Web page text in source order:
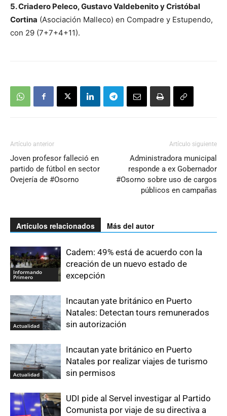
5. Criadero Peleco, Gustavo Valdebenito y Cristóbal
Cortina (Asociación Malleco) en Compadre y Estupendo,
con 29 (7+7+4+11).
Artículo anterior
Joven profesor falleció en
partido de fútbol en sector
Ovejería de #Osorno
Artículo siguiente
Administradora municipal
responde a ex Gobernador
#Osorno sobre uso de cargos
públicos en campañas
Artículos relacionados Más del autor
Informando
Primero
Cadem: 49% está de acuerdo con la
creación de un nuevo estado de
excepción
Actualidad
Incautan yate británico en Puerto
Natales: Detectan tours remunerados
sin autorización
Actualidad
Incautan yate británico en Puerto
Natales por realizar viajes de turismo
sin permisos
UDI pide al Servel investigar al Partido
Comunista por viaje de su directiva a